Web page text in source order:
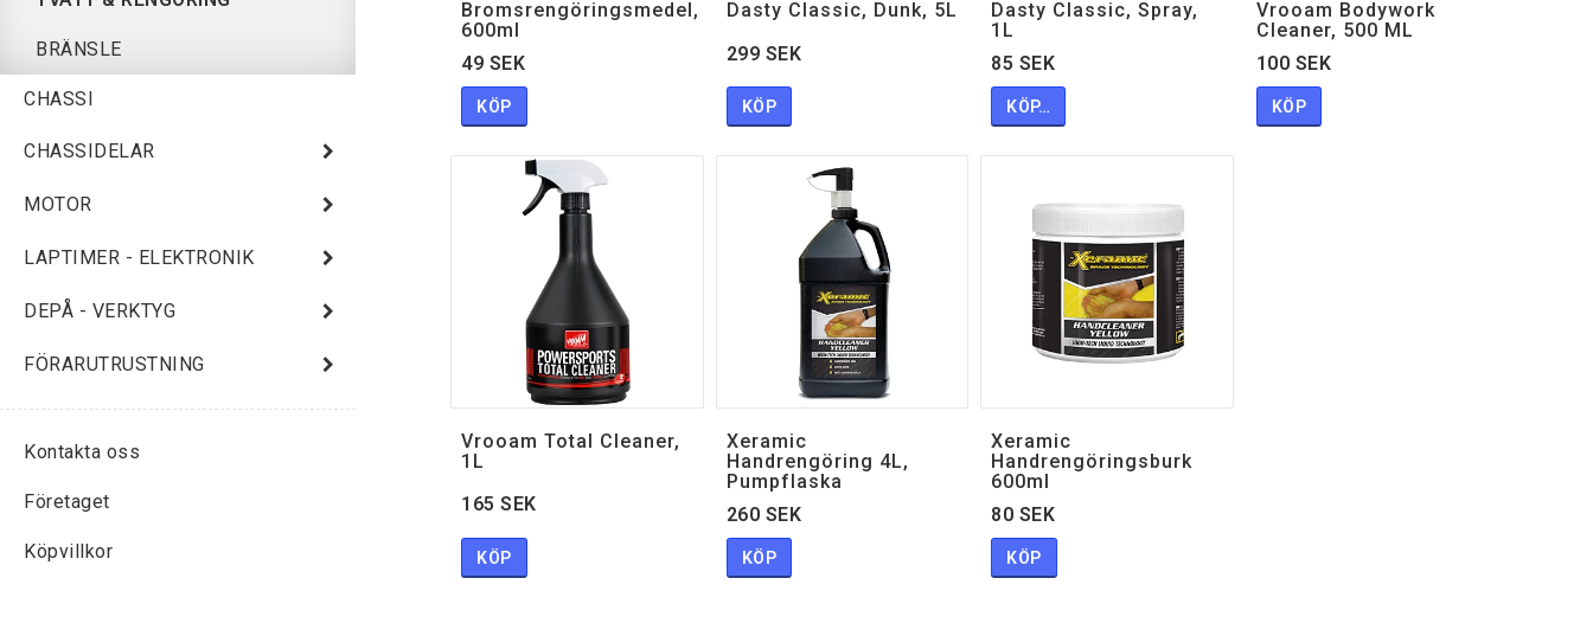
BRÄNSLE
CHASSI
CHASSIDELAR
MOTOR
LAPTIMER - ELEKTRONIK
DEPÅ - VERKTYG
FÖRARUTRUSTNING
Kontakta oss
Företaget
Köpvillkor
Bromsrengöringsmedel,
600ml
49 SEK
KÖP
Dasty Classic, Dunk, 5L
299 SEK
KÖP
Dasty Classic, Spray,
1L
85 SEK
KÖP…
Vrooam Bodywork
Cleaner, 500 ML
100 SEK
KÖP
Vrooam Total Cleaner,
1L
165 SEK
KÖP
Xeramic
Handrengöring 4L,
Pumpflaska
260 SEK
KÖP
Xeramic
Handrengöringsburk
600ml
80 SEK
KÖP